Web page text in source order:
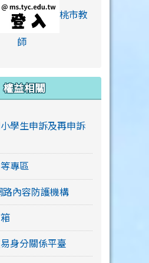
桃市教
師link to https://
權益相關
學生申訴及再申訴
專區
內容防護機構
身分關係平臺